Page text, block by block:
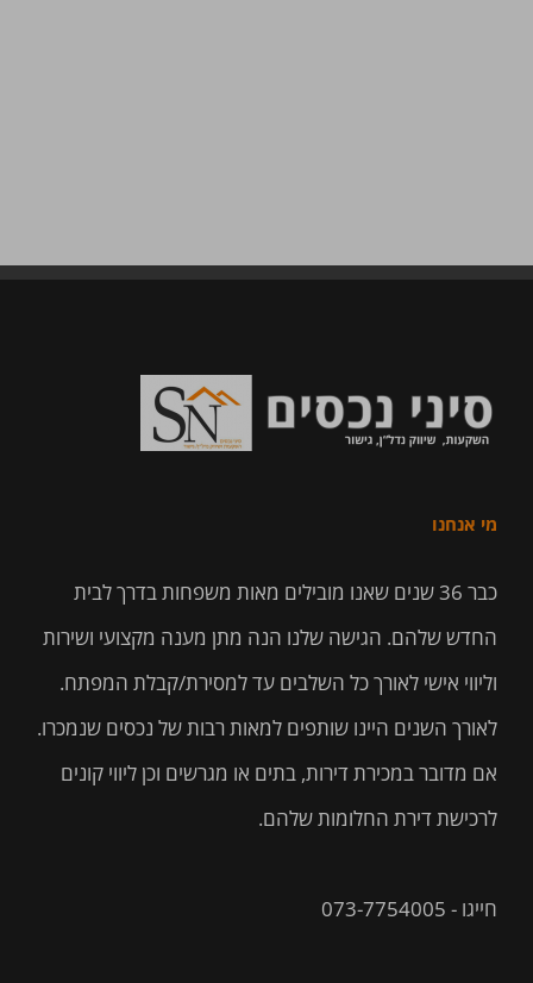
מי אנחנו
כבר 36 שנים שאנו מובילים מאות משפחות בדרך לבית
החדש שלהם. הגישה שלנו הנה מתן מענה מקצועי ושירות
וליווי אישי לאורך כל השלבים עד למסירת/קבלת המפתח.
לאורך השנים היינו שותפים למאות רבות של נכסים שנמכרו.
אם מדובר במכירת דירות, בתים או מגרשים וכן ליווי קונים
לרכישת דירת החלומות שלהם.
חייגו - 073-7754005